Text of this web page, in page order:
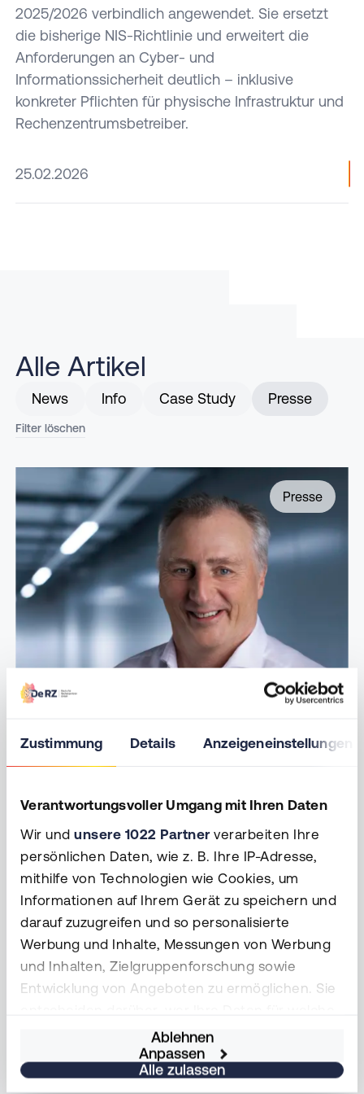
Zustimmung Details Anzeigeneinstellungen
Verantwortungsvoller Umgang mit Ihren Daten
Wir und unsere 1022 Partnerverarbeiten Ihre
persönlichen Daten, wie z. B. Ihre IP-Adresse,
mithilfe von Technologien wie Cookies, um
Informationen auf Ihrem Gerät zu speichern und
darauf zuzugreifen und so personalisierte
Werbung und Inhalte, Messungen von Werbung
und Inhalten, Zielgruppenforschung sowie
Entwicklung von Angeboten zu ermöglichen. Sie
Zwecke nutzt. Sie können Ihre Einwilligung
jederzeit über die Cookie-Erklärung oder durch
Klicken auf das Privacy Trigger Symbol ändern
Alle zulassen
Anpassen
Ablehnen
unterstützen
bei der
Rechenzentren.
Rechenzentren
von der
Vorbereitung
bis zum
Audit.
2025/2026 verbindlich angewendet. Sie ersetzt
die bisherige NIS-Richtlinie und erweitert die
Anforderungen an Cyber- und
Informationssicherheit deutlich – inklusive
konkreter Pflichten für physische Infrastruktur und
Rechenzentrumsbetreiber.
25.02.2026
Alle Artikel
News Info Case Study Presse
Filter löschen
Presse
Stephan Sequens ist neuer
Geschäftsführer der DeRZ-
Services
01.06.2024